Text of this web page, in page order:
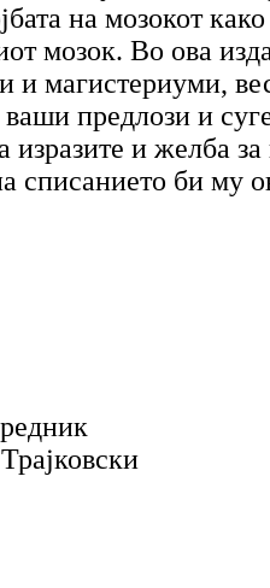
на мозокот
мозок. Во ова
и магистериуми,
предлози и
и желба
списанието би му